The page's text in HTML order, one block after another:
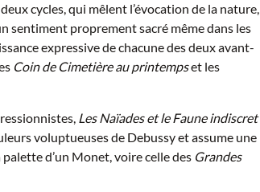
cycles, qui mêlent l’évocation de la nature,
sentiment proprement sacré même dans les
expressive de chacune des deux avant-
Coin de Cimetière au printempset les
Les Naïades et le Faune indiscret
voluptueuses de Debussy et assume une
d’un Monet, voire celle des Grandes